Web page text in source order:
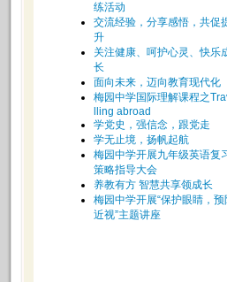
练活动
交流经验，分享感悟，共促
升
关注健康、呵护心灵、快乐
长
面向未来，迈向教育现代化
梅园中学国际理解课程之
lling abroad
学党史，强信念，跟党走
学无止境，扬帆起航
梅园中学开展九年级英语复
策略指导大会
养教有方 智慧共享领成长
梅园中学开展“保护眼睛，预
近视”主题讲座